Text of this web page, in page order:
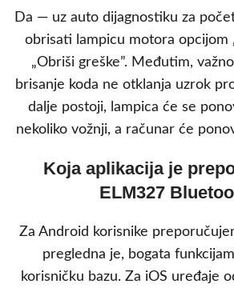
Da — uz auto dijagnostiku za
obrisati lampicu motora opcijom
„Obriši greške”. Međutim,
brisanje koda ne otklanja uzrok
dalje postoji, lampica će se
nekoliko vožnji, a računar će
Koja aplikacija je
ELM327
Za Android korisnike
pregledna je, bogata
korisničku bazu. Za iOS uređaje